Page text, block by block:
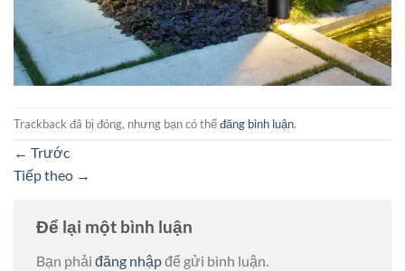
Trackback đã bị đóng, nhưng bạn có thểđăng bình luận.
← Trước
Tiếp theo →
Để lại một bình luận
Bạn phải đăng nhậpđể gửi bình luận.